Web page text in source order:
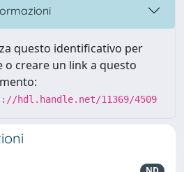
questo identificativo per
o creare un link a questo
hdl.handle.net/11369/4509